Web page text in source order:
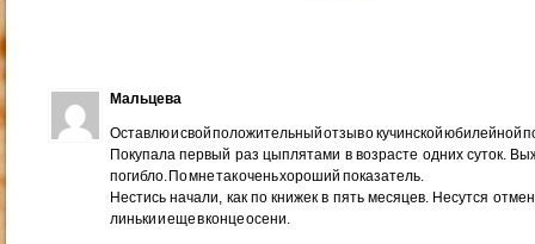
Мальцева
Оставлю и свой положительный отзыв о кучинской юбилейной
Покупала первый раз цыплятами в возрасте одних суток.
погибло. По мне так очень хороший показатель.
Нестись начали, как по книжек в пять месяцев. Несутся
линьки и еще в конце осени.